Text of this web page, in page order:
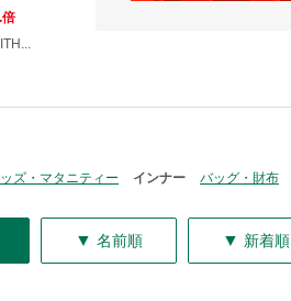
倍
ズ・マタニティー インナー バッグ・財布
▼ 名前順 ▼ 新着順